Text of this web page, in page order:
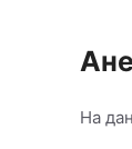
содержимому
На